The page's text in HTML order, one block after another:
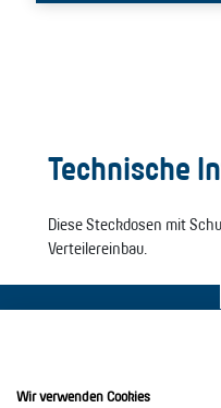
Technische
Diese Steckdosen mit
Verteilereinbau.
Wir verwenden Cookies